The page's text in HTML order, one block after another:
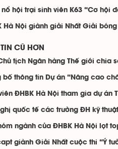
nổ hội trại sinh viên K63 “Cơ hội
Hà Nội giành giải Nhất Giải
CŨ HƠN
tịch Ngân hàng Thế giới chia
bố thông tin Dự án “Nâng cao
ĐHBK Hà Nội tham gia dự án
quốc tế các trường ĐH kỹ
ngành của ĐHBK Hà Nội lọt
giành Giải Nhất cuộc thi “Ý